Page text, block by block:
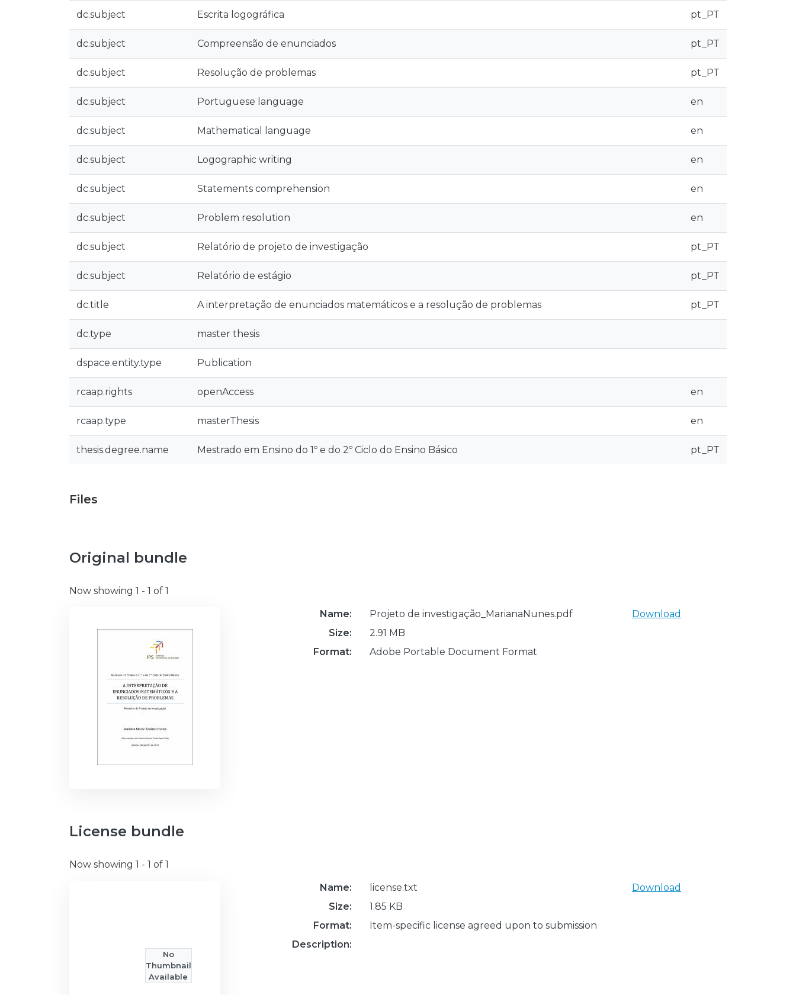
dc.subject Escrita logográfica pt_PT
dc.subject Compreensão de enunciados pt_PT
dc.subject Resolução de problemas pt_PT
dc.subject Portuguese language en
dc.subject Mathematical language en
dc.subject Logographic writing en
dc.subject Statements comprehension en
dc.subject Problem resolution en
dc.subject Relatório de projeto de investigação pt_PT
dc.subject Relatório de estágio pt_PT
dc.title A interpretação de enunciados matemáticos e a resolução de problemas pt_PT
dc.type master thesis
dspace.entity.type Publication
rcaap.rights openAccess en
rcaap.type masterThesis en
thesis.degree.name Mestrado em Ensino do 1º e do 2º Ciclo do Ensino Básico pt_PT
Files
Original bundle
Now showing 1 - 1 of 1
Name:
Projeto de investigação_MarianaNunes.pdf
Size:
2.91 MB
Format:
Adobe Portable Document Format
Download
License bundle
Now showing 1 - 1 of 1
No
Thumbnail
Available
Name:
license.txt
Size:
1.85 KB
Format:
Item-specific license agreed upon to submission
Description:
Download